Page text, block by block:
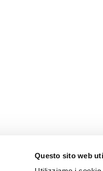
Questo sito web